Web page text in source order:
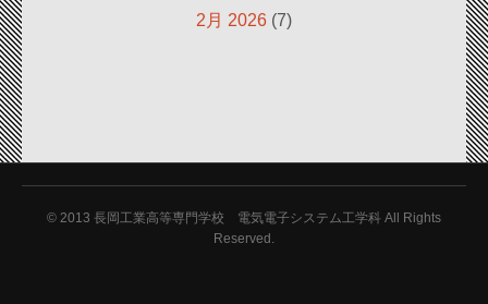
2月 2026 (7)
© 2013 長岡工業高等専門学校 電気電子システム工学科 All Rights
Reserved.